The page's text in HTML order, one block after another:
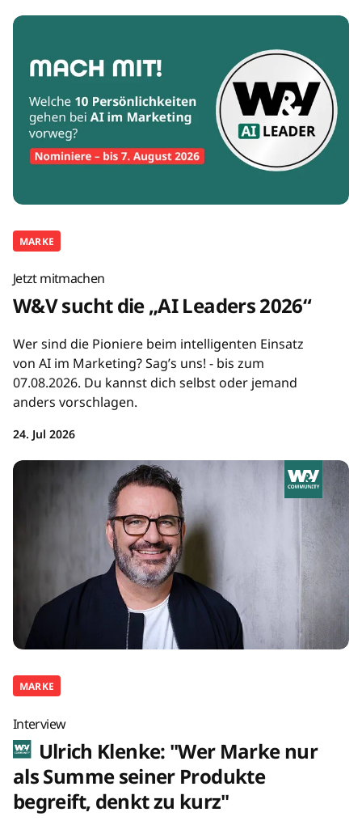
MARKE
Jetzt mitmachen
W&V sucht die „AI Leaders 2026“
Wer sind die Pioniere beim intelligenten Einsatz
von AI im Marketing? Sag’s uns! - bis zum
07.08.2026. Du kannst dich selbst oder jemand
anders vorschlagen.
24. Jul 2026
MARKE
Interview
Ulrich Klenke: "Wer Marke nur
als Summe seiner Produkte
begreift, denkt zu kurz"